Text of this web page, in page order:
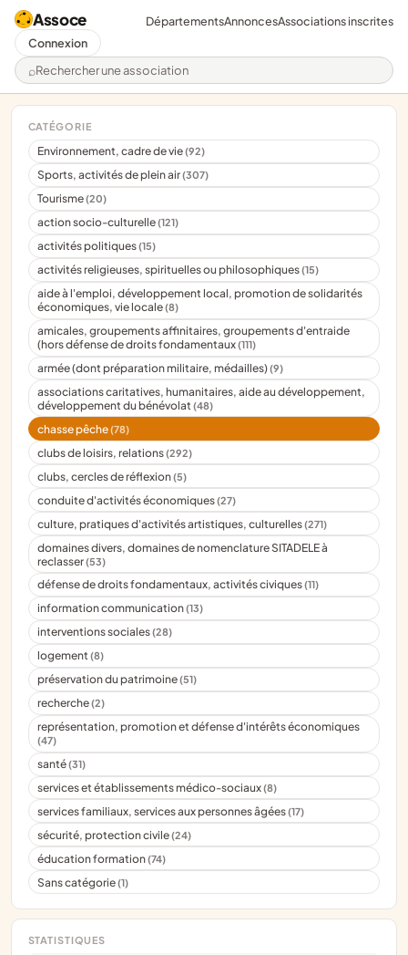
Assoce
Rechercher une association
DépartementsAnnoncesAssociations inscrites
Connexion
CATÉGORIE
Environnement, cadre de vie(92)
Sports, activités de plein air(307)
Tourisme(20)
action socio-culturelle(121)
activités politiques(15)
activités religieuses, spirituelles ou philosophiques(15)
aide à l'emploi, développement local, promotion de solidarités
économiques, vie locale(8)
amicales, groupements affinitaires, groupements d'entraide
(hors défense de droits fondamentaux(111)
armée (dont préparation militaire, médailles)(9)
associations caritatives, humanitaires, aide au développement,
développement du bénévolat(48)
chasse pêche(78)
clubs de loisirs, relations(292)
clubs, cercles de réflexion(5)
conduite d'activités économiques(27)
culture, pratiques d'activités artistiques, culturelles(271)
domaines divers, domaines de nomenclature SITADELE à
reclasser(53)
défense de droits fondamentaux, activités civiques(11)
information communication(13)
interventions sociales(28)
logement(8)
préservation du patrimoine(51)
recherche(2)
représentation, promotion et défense d'intérêts économiques
(47)
santé(31)
services et établissements médico-sociaux(8)
services familiaux, services aux personnes âgées(17)
sécurité, protection civile(24)
éducation formation(74)
Sans catégorie(1)
STATISTIQUES